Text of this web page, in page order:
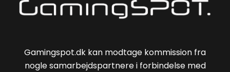
Gamingspot.dk kan modtage kommission fra
nogle samarbejdspartnere i forbindelse med